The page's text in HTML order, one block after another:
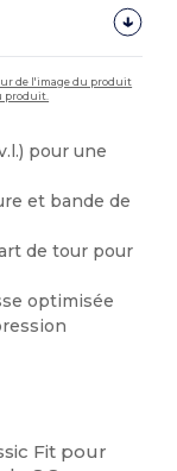
de l'image du produit
produit.
pour une
et bande de
de tour pour
optimisée
Fit pour